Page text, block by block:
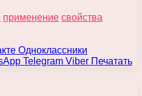
применение свойства
Одноклассники
Telegram Viber Печатать